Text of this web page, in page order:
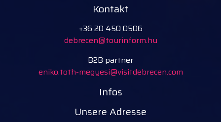
Kontakt
+36 20 450 0506
debrecen@tourinform.hu
B2B partner
eniko.toth-megyesi@visitdebrecen.com
Infos
Unsere Adresse